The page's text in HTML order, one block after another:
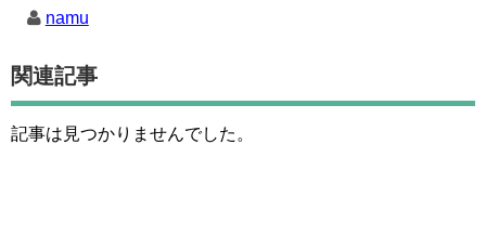
namu
関連記事
記事は見つかりませんでした。